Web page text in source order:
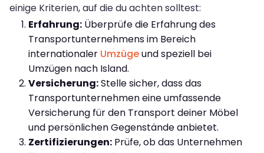
einige Kriterien, auf die du achten solltest:
Erfahrung: Überprüfe die Erfahrung des
Transportunternehmens im Bereich
internationaler Umzügeund speziell bei
Umzügen nach Island.
Versicherung:Stelle sicher, dass das
Transportunternehmen eine umfassende
Versicherung für den Transport deiner Möbel
und persönlichen Gegenstände anbietet.
Zertifizierungen: Prüfe, ob das Unternehmen